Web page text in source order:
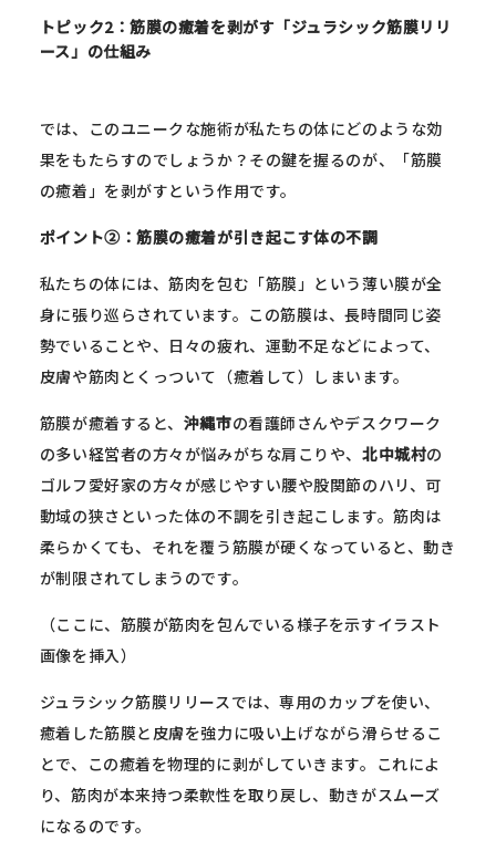
トピック2：筋膜の癒着を剥がす「ジュラシック筋膜リリ
ース」の仕組み
では、このユニークな施術が私たちの体にどのような効
果をもたらすのでしょうか？その鍵を握るのが、「筋膜
の癒着」を剥がすという作用です。
ポイント②：筋膜の癒着が引き起こす体の不調
私たちの体には、筋肉を包む「筋膜」という薄い膜が全
身に張り巡らされています。この筋膜は、長時間同じ姿
勢でいることや、日々の疲れ、運動不足などによって、
皮膚や筋肉とくっついて（癒着して）しまいます。
筋膜が癒着すると、 沖縄市の看護師さんやデスクワーク
の多い経営者の方々が悩みがちな肩こりや、北中城村の
ゴルフ愛好家の方々が感じやすい腰や股関節のハリ、可
動域の狭さといった体の不調を引き起こします。筋肉は
柔らかくても、それを覆う筋膜が硬くなっていると、動き
が制限されてしまうのです。
（ここに、筋膜が筋肉を包んでいる様子を示すイラスト
画像を挿入）
ジュラシック筋膜リリースでは、専用のカップを使い、
癒着した筋膜と皮膚を強力に吸い上げながら滑らせるこ
とで、この癒着を物理的に剥がしていきます。これによ
り、筋肉が本来持つ柔軟性を取り戻し、動きがスムーズ
になるのです。